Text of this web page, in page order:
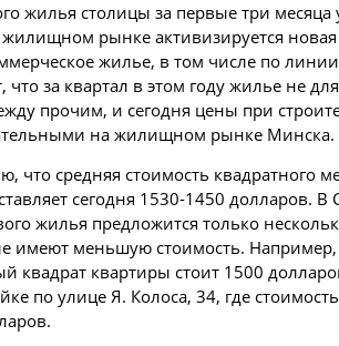
жилья столицы за первые три
рынке активизируется
жилье, в том числе по
что за квартал в этом году жилье не для
прочим, и сегодня цены при
на жилищном рынке Минска.
что средняя стоимость квадратного
сегодня 1530-1450 долларов.
жилья предложится только
имеют меньшую стоимость.
квадрат квартиры стоит 1500
по улице Я. Колоса, 34, где